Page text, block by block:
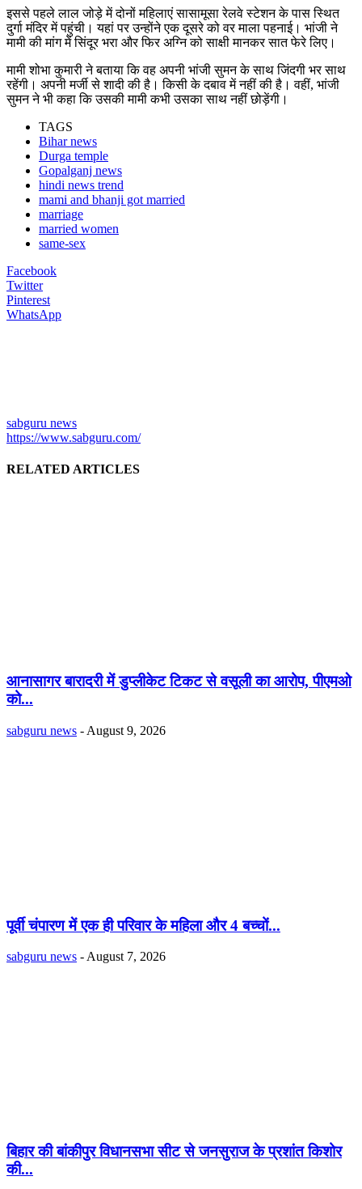
इससे पहले लाल जोड़े में दोनों महिलाएं सासामूसा रेलवे स्टेशन के पास स्थित
दुर्गा मंदिर में पहुंची। यहां पर उन्होंने एक दूसरे को वर माला पहनाई। भांजी ने
मामी की मांग में सिंदूर भरा और फिर अग्नि को साक्षी मानकर सात फेरे लिए।
मामी शोभा कुमारी ने बताया कि वह अपनी भांजी सुमन के साथ जिंदगी भर साथ
रहेंगी। अपनी मर्जी से शादी की है। किसी के दबाव में नहीं की है। वहीं, भांजी
सुमन ने भी कहा कि उसकी मामी कभी उसका साथ नहीं छोड़ेंगी।
TAGS
Bihar news
Durga temple
Gopalganj news
hindi news trend
mami and bhanji got married
marriage
married women
same-sex
Facebook
Twitter
Pinterest
WhatsApp
sabguru news
https://www.sabguru.com/
RELATED ARTICLES
आनासागर बारादरी में डुप्लीकेट टिकट से वसूली का आरोप, पीएमओ
को...
sabguru news - August 9, 2026
पूर्वी चंपारण में एक ही परिवार के महिला और 4 बच्चों...
sabguru news - August 7, 2026
बिहार की बांकीपुर विधानसभा सीट से जनसुराज के प्रशांत किशोर
की...